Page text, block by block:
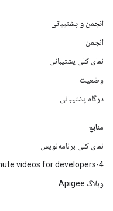
انجمن و پشتیبانی
انجمن
نمای کلی پشتیبانی
وضعیت
درگاه پشتیبانی
منابع
نمای کلی برنامه‌نویس
4-minute videos for developers
وبلاگ Apigee